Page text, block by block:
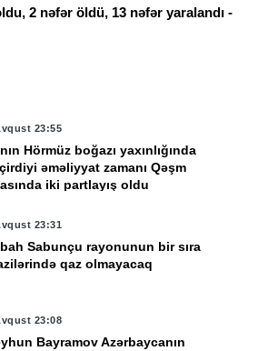
2 nəfər öldü, 13 nəfər yaralandı -
23:55
Hörmüz boğazı yaxınlığında
əməliyyat zamanı Qəşm
iki partlayış oldu
23:31
Sabunçu rayonunun bir sıra
qaz olmayacaq
23:08
Bayramov Azərbaycanın